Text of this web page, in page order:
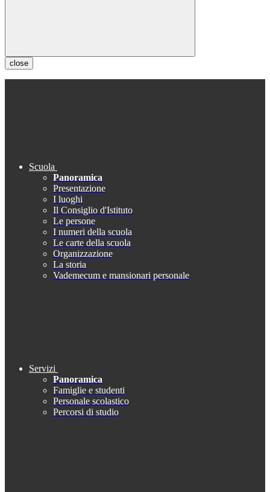
close
Scuola
Panoramica
Presentazione
I luoghi
Il Consiglio d'Istituto
Le persone
I numeri della scuola
Le carte della scuola
Organizzazione
La storia
Vademecum e mansionari personale
Servizi
Panoramica
Famiglie e studenti
Personale scolastico
Percorsi di studio